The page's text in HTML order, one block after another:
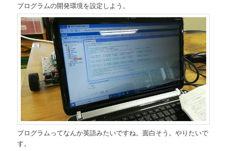
プログラムの開発環境を設定しよう。
プログラムってなんか英語みたいですね。面白そう。やりたいで
す。